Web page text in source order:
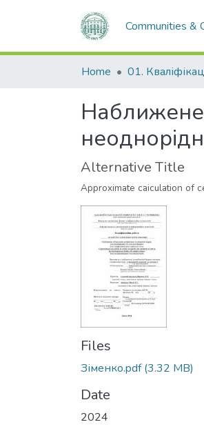
Communities &
Home
Наближене
Alternative Title
Approximate caiculation of
Files
Зіменко.pdf(3.32 MB)
Date
2024